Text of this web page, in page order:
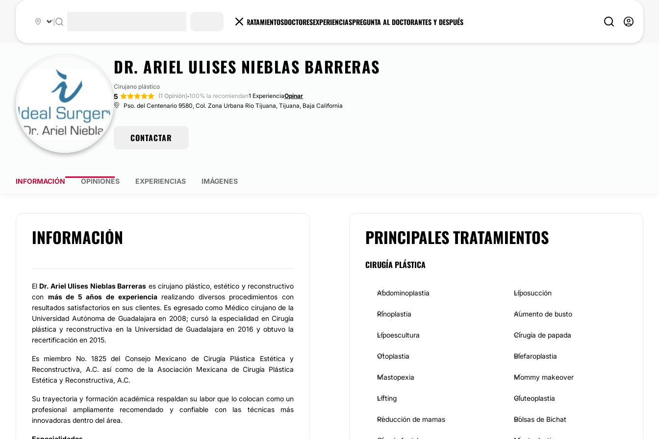
TRATAMIENTOSDOCTORESEXPERIENCIASPREGUNTA AL DOCTORANTES Y DESPUÉS
DR. ARIEL ULISES NIEBLAS BARRERAS
Cirujano plástico
5 (1 Opinión)·100% la recomiendan1 ExperienciaOpinar
Pso. del Centenario 9580, Col. Zona Urbana Rio Tijuana, Tijuana, Baja California
CONTACTAR
INFORMACIÓN OPINIONES EXPERIENCIAS IMÁGENES
INFORMACIÓN
ElDr. Ariel Ulises Nieblas Barreras es cirujano plástico, estético y reconstructivo
con más de 5 años de experienciarealizando diversos procedimientos con
resultados satisfactorios en sus clientes. Es egresado como Médico cirujano de la
Universidad Autónoma de Guadalajara en 2008; cursó la especialidad en Cirugía
plástica y reconstructiva en la Universidad de Guadalajara en 2016 y obtuvo la
recertificación en 2015.
Es miembro No. 1825 del Consejo Mexicano de Cirugía Plástica Estética y
Reconstructiva, A.C. así como de la Asociación Mexicana de Cirugía Plástica
Estética y Reconstructiva, A.C.
Su trayectoria y formación académica respaldan su labor que lo colocan como un
profesional ampliamente recomendado y confiable con las técnicas más
innovadoras dentro del área.
PRINCIPALES TRATAMIENTOS
CIRUGÍA PLÁSTICA
Abdominoplastia Liposucción
Rinoplastia Aumento de busto
Lipoescultura Cirugía de papada
Otoplastia Blefaroplastia
Mastopexia Mommy makeover
Lifting Gluteoplastia
Reducción de mamas Bolsas de Bichat